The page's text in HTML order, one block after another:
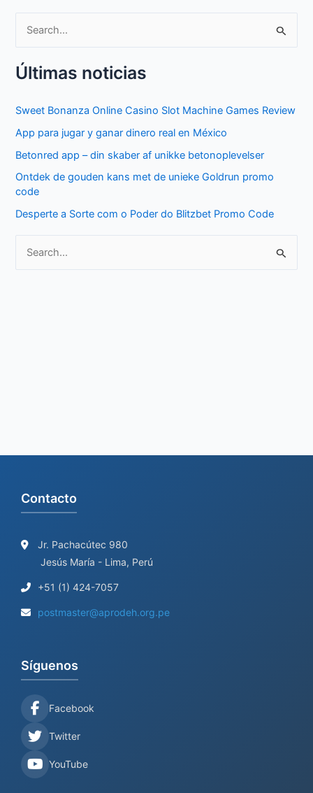
a
c
h
f
o
r
:
Últimas noticias
Sweet Bonanza Online Casino Slot Machine Games Review
App para jugar y ganar dinero real en México
Betonred app – din skaber af unikke betonoplevelser
Ontdek de gouden kans met de unieke Goldrun promo
code
Desperte a Sorte com o Poder do Blitzbet Promo Code
Contacto
Jr. Pachacútec 980
Jesús María - Lima, Perú
+51 (1) 424-7057
postmaster@aprodeh.org.pe
Síguenos
Facebook
Twitter
YouTube